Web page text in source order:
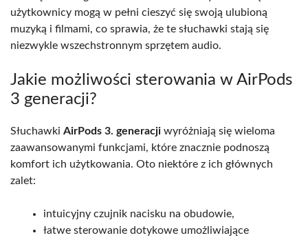
użytkownicy mogą w pełni cieszyć się swoją ulubioną
muzyką i filmami, co sprawia, że te słuchawki stają się
niezwykle wszechstronnym sprzętem audio.
Jakie możliwości sterowania w AirPods
3 generacji?
Słuchawki AirPods 3. generacji wyróżniają się wieloma
zaawansowanymi funkcjami, które znacznie podnoszą
komfort ich użytkowania. Oto niektóre z ich głównych
zalet:
intuicyjny czujnik nacisku na obudowie,
łatwe sterowanie dotykowe umożliwiające